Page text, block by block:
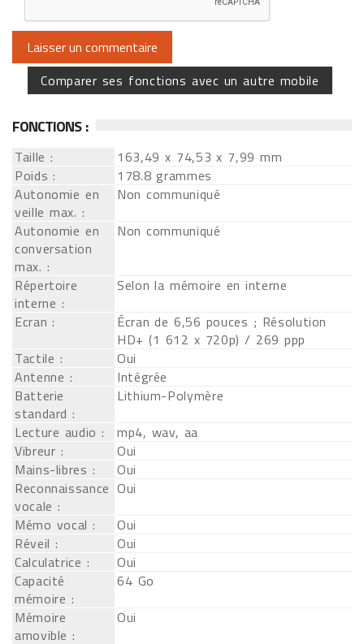
Comparer ses fonctions avec un autre mobile
FONCTIONS :
Taille :
163,49 x 74,53 x 7,99 mm
Poids :
178.8 grammes
Autonomie en
veille max. :
Non communiqué
Autonomie en
conversation
max. :
Non communiqué
Répertoire
interne :
Selon la mémoire en interne
Ecran :
Écran de 6,56 pouces ; Résolution
HD+ (1 612 x 720p) / 269 ppp
Tactile :
Oui
Antenne :
Intégrée
Batterie
standard :
Lithium-Polymère
Lecture audio :
mp4, wav, aa
Vibreur :
Oui
Mains-libres :
Oui
Reconnaissance
vocale :
Oui
Mémo vocal :
Oui
Réveil :
Oui
Calculatrice :
Oui
Capacité
mémoire :
64 Go
Mémoire
amovible :
Oui